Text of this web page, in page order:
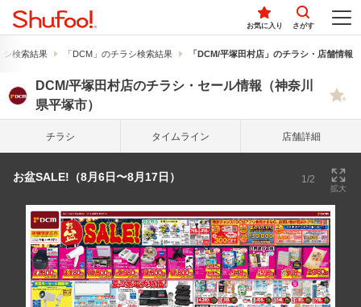
お気に入り さがす
シ検索結果 「DCM」のチラシ検索結果 「DCM/平塚田村店」のチラシ・店舗情報
DCM/平塚田村店のチラシ・セール情報（神奈川
県平塚市）
チラシ タイム ライン 店舗詳細
お盆SALE!（8月6日〜8月17日） 1/2
拡大